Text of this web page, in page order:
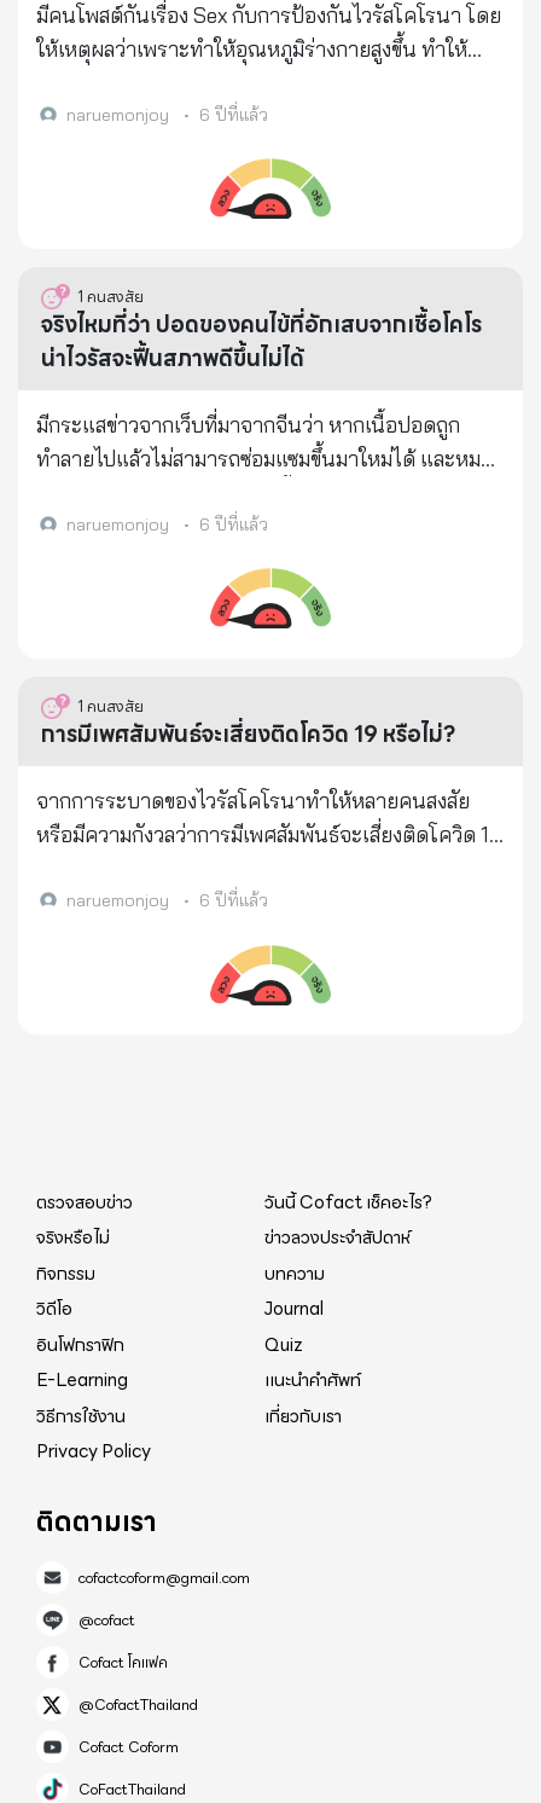
เพียงเพื่อจะขายวัคซีนป้องกันมาแก้ไขปัญหาเศรษฐกิจที่
ขาดดุลการค้า” >>>เรื่องทั้งหมดได้ปรากฏชัดเจนแล้ว
หาให้จีนรับเคราะห์แทนอย่าง น่ารังเกลียดที่สุด ***เชื้อ
โควิด-19 ได้ก่อให้เกิดภัยพิบัติและความสูญเสียที่ยากจะ
คาโรไลนาเหนือคนนี้เป็นใคร *** นาย บาร์ริค มาจาก
มหาวิทยาลัยคาโรไลนาเหนือ เขาเป็นหัวหน้านักไวรัส
วิทยาที่เปลี่ยนโฉมใหม่ของโรคซาร์สโคโรนาไวรัสโดย
และพัฒนาไวรัสดังกล่าวอีกด้วย ที่น่าตกใจก็คือ เขาเป็น
บุคคลที่รับผิดชอบด้านการพัฒนาทางคลินิกของยาวิเศษ
พิษก่อนอื่นต้องเตรียมผลิตยาแก้ยาพิษนั้นๆไว้ก่อน
คลินิกและถูกตั้งข้อสงสัยโดยผู้เชี่ยวชาญเกี่ยวกับ
ประสิทธิภาพและความปลอดภัยของมันจึงทำให้ตก
โลก ***สหรัฐอเมริกากลายเป็น “ศูนย์กลางการล้างโลก”
ไปแล้ว - การแพร่ระบาดในช่วงแรกของอเมริกา
มองว่าเป็นไข้หวัดใหญ่ที่หนักกว่าปกติเท่านั้นเพราะรู้อยู่
แก่ใจว่าคนของตนเองผลิตมันขึ้นมาจนกระทั่งเพื่อนรัก
อสังหาริมทรัพย์ที่ยิ่งใหญ่แห่งมลรัฐนิวยอร์กเสียชีวิตจาก
ศาลโลกว่า อเมริกาเป็นต้นเหตุในการแพร่เชื้อโรคไวรัส
โควิด-19 อย่างตั้งใจเพื่อทำลายล้างจีนและประชาชนทั่ว
มีคนโพสต์กันเรื่อง Sex กับการป้องกันไวรัสโคโรนา โดย
ให้เหตุผลว่าเพราะทำให้อุณหภูมิร่างกายสูงขึ้น ทำให้
naruemonjoy • 6 ปีที่แล้ว
1 คนสงสัย
จริงไหมที่ว่า ปอดของคนไข้ที่อักเสบจากเชื้อโคโร
น่าไวรัสจะฟื้นสภาพดีขึ้นไม่ได้
มีกระแสข่าวจากเว็บที่มาจากจีนว่า หากเนื้อปอดถูก
ทำลายไปแล้วไม่สามารถซ่อมแซมขึ้นมาใหม่ได้ และหมอ
ปอดจะฟื้นตัวไม่ได้ ก่อนได้ชื่อโควิด-19 ไวรัสโคโรนา
ลึกลับ” เพราะไม่สามารถระบุได้ว่าติดเชื้อจากไวรัสชนิด
ใด ที่สำคัญแพร่เชื้อได้รวดเร็วกว่าซาร์ส และเมอร์ส คนที่
ร้อยละ 50 แม้หายจากโรค แต่ร่างกายอาจฟื้นตัวไม่ไหว
บางรายถึงขั้นเสียชีวิต
naruemonjoy • 6 ปีที่แล้ว
1 คนสงสัย
การมีเพศสัมพันธ์จะเสี่ยงติดโควิด 19 หรือไม่?
จากการระบาดของไวรัสโคโรนาทำให้หลายคนสงสัย
หรือมีความกังวลว่าการมีเพศสัมพันธ์จะเสี่ยงติดโควิด 19
ไวรัสวิทยา จุฬาลงกรณ์มหาวิทยาลัย ประกาศผ่านเฟส
สัมพันธ์ อยู่ก่างกัน 2 เมตร ไม่ติดต่อแน่นอน
naruemonjoy • 6 ปีที่แล้ว
ตรวจสอบข่าว
วันนี้ Cofact เช็คอะไร?
จริงหรือไม่
ข่าวลวงประจำสัปดาห์
กิจกรรม
บทความ
วิดีโอ
Journal
อินโฟกราฟิก
Quiz
E-Learning
แนะนำคำศัพท์
วิธีการใช้งาน
เกี่ยวกับเรา
Privacy Policy
ติดตามเรา
cofactcoform@gmail.com
@cofact
Cofact โคแฟค
@CofactThailand
Cofact Coform
CoFactThailand